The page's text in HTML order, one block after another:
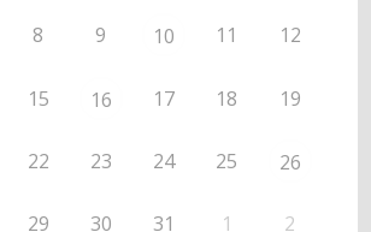
8 9 10 11 12
15 16 17 18 19
22 23 24 25 26
29 30 31 1 2